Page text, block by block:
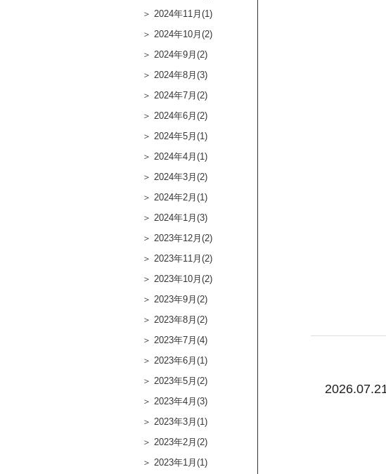
2024年11月(1)
2024年10月(2)
2024年9月(2)
2024年8月(3)
2024年7月(2)
2024年6月(2)
2024年5月(1)
2024年4月(1)
2024年3月(2)
2024年2月(1)
2024年1月(3)
2023年12月(2)
2023年11月(2)
2023年10月(2)
2023年9月(2)
2023年8月(2)
2023年7月(4)
2023年6月(1)
2023年5月(2)
2023年4月(3)
2023年3月(1)
2023年2月(2)
2023年1月(1)